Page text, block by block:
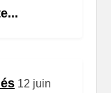
12 juin